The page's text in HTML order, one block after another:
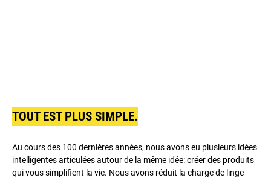
TOUT EST PLUS SIMPLE.
Au cours des 100 dernières années, nous avons eu plusieurs idées
intelligentes articulées autour de la même idée: créer des produits
qui vous simplifient la vie. Nous avons réduit la charge de linge